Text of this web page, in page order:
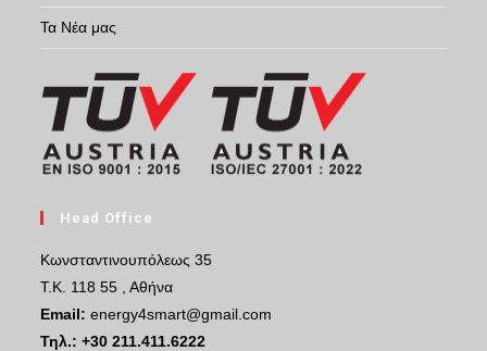
Τα Νέα μας
Head Office
Κωνσταντινουπόλεως 35
Τ.Κ. 118 55 , Αθήνα
Email: energy4smart@gmail.com
Τηλ.: +30 211.411.6222